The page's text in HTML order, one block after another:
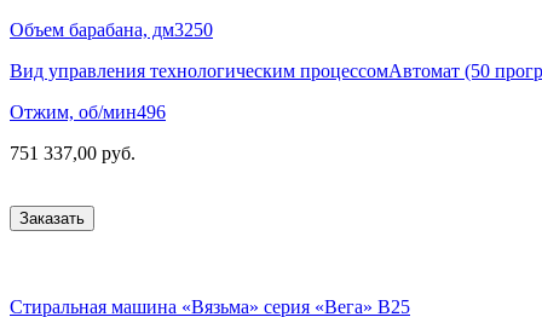
Объем барабана, дм3250
Вид управления технологическим процессомАвтомат (50
Отжим, об/мин496
751 337,00 руб.
Заказать
Стиральная машина «Вязьма» серия «Вега» В25